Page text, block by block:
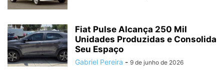
Fiat Pulse Alcança 250 Mil
Unidades Produzidas e Consolida
Seu Espaço
Gabriel Pereira - 9 de junho de 2026